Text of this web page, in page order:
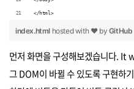
</html>
index.html hosted with ❤ by GitHub
먼저 화면을 구성해보겠습니다.
그 DOM이 바뀔 수 있도록 구현하